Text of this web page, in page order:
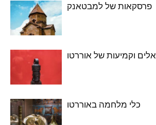
פרסקאות של למבטאנק
אלים וקמיעות של אוררטו
כלי מלחמה באוררטו